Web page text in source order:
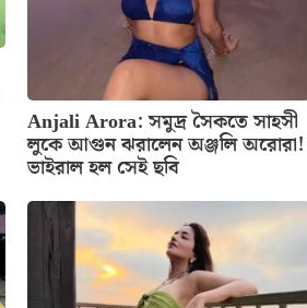
Anjali Arora: সমুদ্র সৈকতে সাহসী
লুকে আগুন ঝরালেন অঞ্জলি অরোরা!
ভাইরাল হল সেই ছবি